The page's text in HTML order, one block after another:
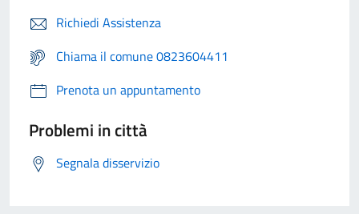
Richiedi Assistenza
Chiama il comune 0823604411
Prenota un appuntamento
Problemi in città
Segnala disservizio